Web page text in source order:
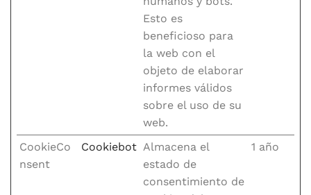
Esto es
beneficioso para
la web con el
objeto de elaborar
informes válidos
sobre el uso de su
web.
CookieCo
nsent
Cookiebot Almacena el
estado de
consentimiento de
1 año